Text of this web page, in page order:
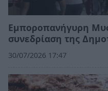
Εμποροπανήγυρη
συνεδρίαση της
30/07/2026 17:47